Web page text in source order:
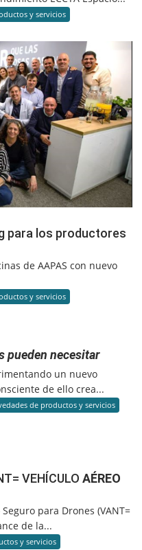
y servicios
para los productores
de AAPAS con nuevo
y servicios
pueden necesitar
un nuevo
de ello crea...
de productos y servicios
VEHÍCULOAÉREO
para Drones (VANT=
de la...
y servicios